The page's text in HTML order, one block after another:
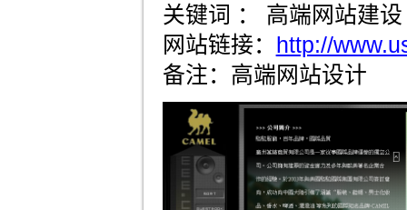
关键词 ： 高端网站建设
网站链接： http://
备注：高端网站设计